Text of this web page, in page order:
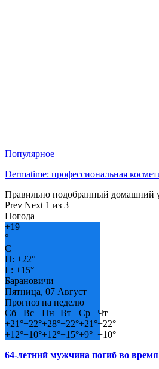
Популярное
Dermatime: профессиональная
Правильно подобранный домашний
Prev Next 1 из 3
Погода
+19
°
C
H: +22°
L: +15°
Барановичи
Пятница, 07 Август
Прогноз на неделю
Сб
Вс Пн Вт Ср
Чт
+21°+22°+28°+22°+21°+22°
+12°+10°+12°+15°+9° +10°
64-летний мужчина погиб во